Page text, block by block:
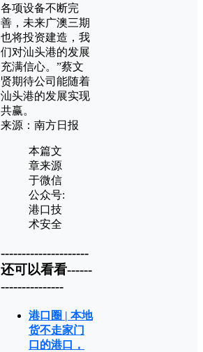
各项设备不断完
善，未来广澳三期
也将投资建造，我
们对汕头港的发展
充满信心。”蔡文
贤期待公司能随着
汕头港的发展实现
共赢。
来源：南方日报
本篇文
章来源
于微信
公众号:
港口技
术安全
---------------------
还可以看看------
---------------
港口圈 | 本地
货不走家门
口的港口，